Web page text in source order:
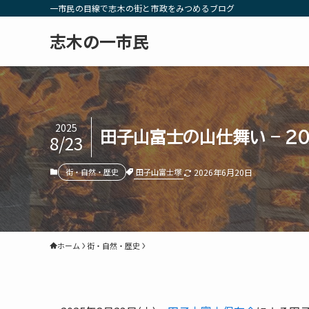
一市民の目線で志木の街と市政をみつめるブログ
志木の一市民
田子山富士の山仕舞い –
2025
8/23
街・自然・歴史 田子山富士塚 2026年6月20日
ホーム 街・自然・歴史